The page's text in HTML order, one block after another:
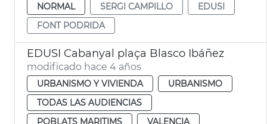
NORMAL
SERGI CAMPILLO
EDUSI
FONT PODRIDA
EDUSI Cabanyal plaça Blasco Ibáñez
modificado hace 4 años
URBANISMO Y VIVIENDA
URBANISMO
TODAS LAS AUDIENCIAS
POBLATS MARITIMS
VALENCIA